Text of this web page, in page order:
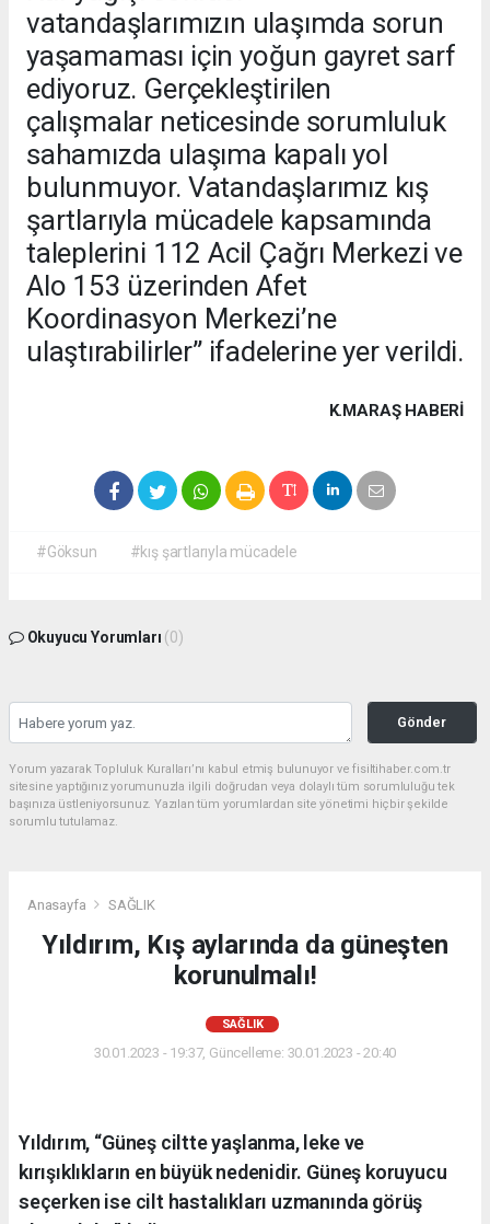
vatandaşlarımızın ulaşımda sorun
yaşamaması için yoğun gayret sarf
ediyoruz. Gerçekleştirilen
çalışmalar neticesinde sorumluluk
sahamızda ulaşıma kapalı yol
bulunmuyor. Vatandaşlarımız kış
şartlarıyla mücadele kapsamında
taleplerini 112 Acil Çağrı Merkezi ve
Alo 153 üzerinden Afet
Koordinasyon Merkezi’ne
ulaştırabilirler” ifadelerine yer verildi.
K.MARAŞ HABERİ
#Göksun #kış şartlarıyla mücadele
Okuyucu Yorumları (0)
Gönder
Yorum yazarak Topluluk Kuralları’nı kabul etmiş bulunuyor ve fisiltihaber.com.tr
sitesine yaptığınız yorumunuzla ilgili doğrudan veya dolaylı tüm sorumluluğu tek
başınıza üstleniyorsunuz. Yazılan tüm yorumlardan site yönetimi hiçbir şekilde
sorumlu tutulamaz.
Anasayfa SAĞLIK
Yıldırım, Kış aylarında da güneşten
korunulmalı!
SAĞLIK
30.01.2023 - 19:37, Güncelleme: 30.01.2023 - 20:40
Yıldırım, “Güneş ciltte yaşlanma, leke ve
kırışıklıkların en büyük nedenidir. Güneş koruyucu
seçerken ise cilt hastalıkları uzmanında görüş